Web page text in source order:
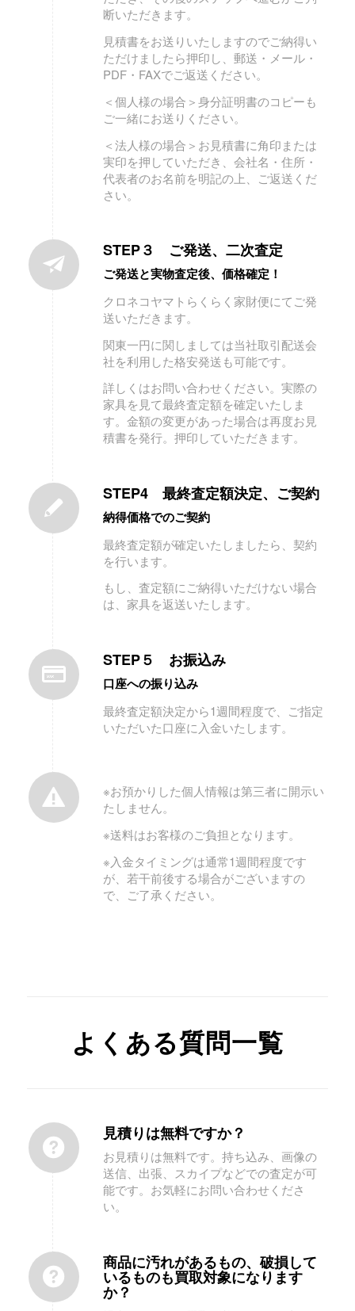
断いただきます。
見積書をお送りいたしますのでご納得い
ただけましたら押印し、郵送・メール・
PDF・FAXでご返送ください。
＜個人様の場合＞身分証明書のコピーも
ご一緒にお送りください。
＜法人様の場合＞お見積書に角印または
実印を押していただき、会社名・住所・
代表者のお名前を明記の上、ご返送くだ
さい。
STEP３ ご発送、二次査定
ご発送と実物査定後、価格確定！
クロネコヤマトらくらく家財便にてご発
送いただきます。
関東一円に関しましては当社取引配送会
社を利用した格安発送も可能です。
詳しくはお問い合わせください。実際の
家具を見て最終査定額を確定いたしま
す。金額の変更があった場合は再度お見
積書を発行。押印していただきます。
STEP4 最終査定額決定、ご契約
納得価格でのご契約
最終査定額が確定いたしましたら、契約
を行います。
もし、査定額にご納得いただけない場合
は、家具を返送いたします。
STEP５ お振込み
口座への振り込み
最終査定額決定から1週間程度で、ご指定
いただいた口座に入金いたします。
※お預かりした個人情報は第三者に開示い
たしません。
※送料はお客様のご負担となります。
※入金タイミングは通常1週間程度です
が、若干前後する場合がございますの
で、ご了承ください。
よくある質問一覧
見積りは無料ですか？
お見積りは無料です。持ち込み、画像の
送信、出張、スカイプなどでの査定が可
能です。お気軽にお問い合わせくださ
い。
商品に汚れがあるもの、破損して
いるものも買取対象になります
か？